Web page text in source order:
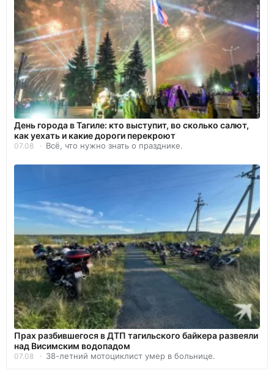
День города в Тагиле: кто выступит, во сколько салют,
как уехать и какие дороги перекроют
07.08 Всё, что нужно знать о празднике.
Прах разбившегося в ДТП тагильского байкера развеяли
над Висимским водопадом
07.08 38-летний мотоциклист умер в больнице.